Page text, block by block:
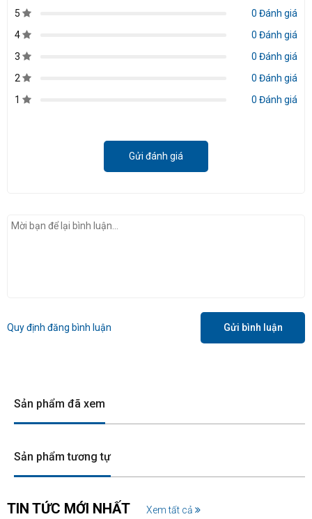
5
0 Đánh giá
4
0 Đánh giá
3
0 Đánh giá
2
0 Đánh giá
1
0 Đánh giá
Gửi đánh giá
Quy định đăng bình luận Gửi bình luận
Sản phẩm đã xem
Sản phẩm tương tự
TIN TỨC MỚI NHẤT Xem tất cả